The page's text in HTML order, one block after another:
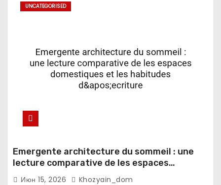
UNCATEGORISED
Emergente architecture du sommeil : une
lecture comparative de les espaces
domestiques et les habitudes d'ecriture
Июн 15, 2026 Khozyain_dom